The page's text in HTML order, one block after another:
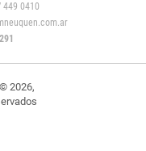
449 0410
© 2026,